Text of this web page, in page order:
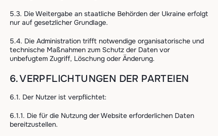
5.3. Die Weitergabe an staatliche Behörden der Ukraine erfolgt
nur auf gesetzlicher Grundlage.
5.4. Die Administration trifft notwendige organisatorische und
technische Maßnahmen zum Schutz der Daten vor
unbefugtem Zugriff, Löschung oder Änderung.
6. VERPFLICHTUNGEN DER PARTEIEN
6.1. Der Nutzer ist verpflichtet:
6.1.1. Die für die Nutzung der Website erforderlichen Daten
bereitzustellen.